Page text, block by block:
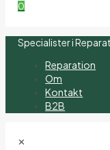
0
Specialister i
Reparation
Om
Kontakt
B2B
✕